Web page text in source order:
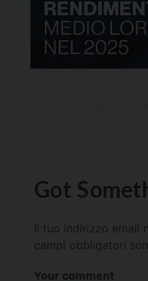
Got
Il tuo indirizzo email
campi obbligatori
Your comment